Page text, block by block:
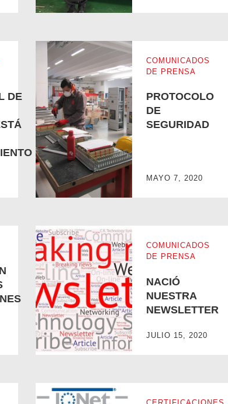
ESTÁ EN FUNCIONAMIENTO
DE
PROTOCOLO DE SEGURIDAD
COMUNICADOS
DE PRENSA
PROTOCOLO
DE
SEGURIDAD
MAYO 7, 2020
NACIÓ NUESTRA NEWSLETTER
COMUNICADOS
DE PRENSA
NACIÓ
NUESTRA
NEWSLETTER
JULIO 15, 2020